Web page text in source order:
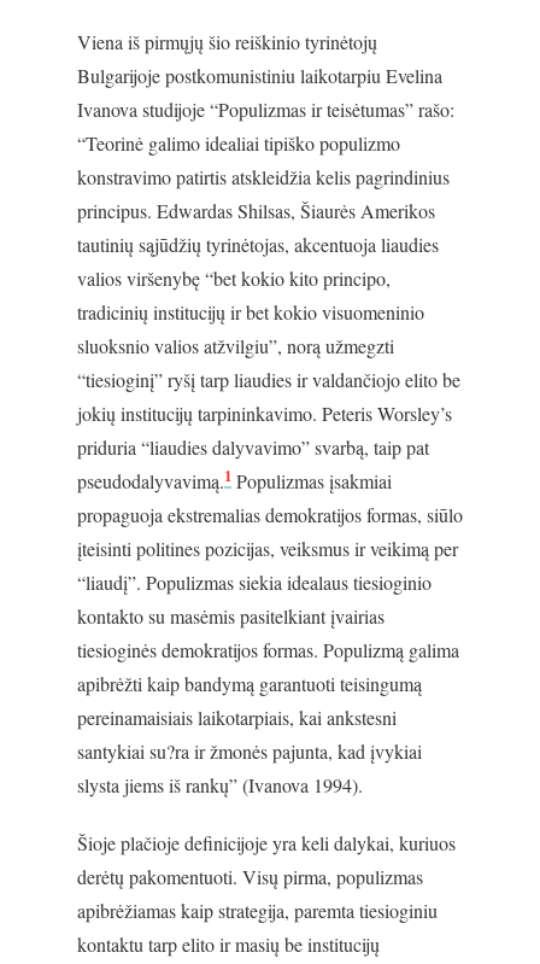
Viena iš pirmųjų šio reiškinio tyrinėtojų
Bulgarijoje postkomunistiniu laikotarpiu Evelina
Ivanova studijoje “Populizmas ir teisėtumas” rašo:
“Teorinė galimo idealiai tipiško populizmo
konstravimo patirtis atskleidžia kelis pagrindinius
principus. Edwardas Shilsas, Šiaurės Amerikos
tautinių sąjūdžių tyrinėtojas, akcentuoja liaudies
valios viršenybę “bet kokio kito principo,
tradicinių institucijų ir bet kokio visuomeninio
sluoksnio valios atžvilgiu”, norą užmegzti
“tiesioginį” ryšį tarp liaudies ir valdančiojo elito be
jokių institucijų tarpininkavimo. Peteris Worsley’s
priduria “liaudies dalyvavimo” svarbą, taip pat
pseudodalyvavimą.1 Populizmas įsakmiai
propaguoja ekstremalias demokratijos formas, siūlo
įteisinti politines pozicijas, veiksmus ir veikimą per
“liaudį”. Populizmas siekia idealaus tiesioginio
kontakto su masėmis pasitelkiant įvairias
tiesioginės demokratijos formas. Populizmą galima
apibrėžti kaip bandymą garantuoti teisingumą
pereinamaisiais laikotarpiais, kai ankstesni
santykiai su?ra ir žmonės pajunta, kad įvykiai
slysta jiems iš rankų” (Ivanova 1994).
Šioje plačioje definicijoje yra keli dalykai, kuriuos
derėtų pakomentuoti. Visų pirma, populizmas
apibrėžiamas kaip strategija, paremta tiesioginiu
kontaktu tarp elito ir masių be institucijų